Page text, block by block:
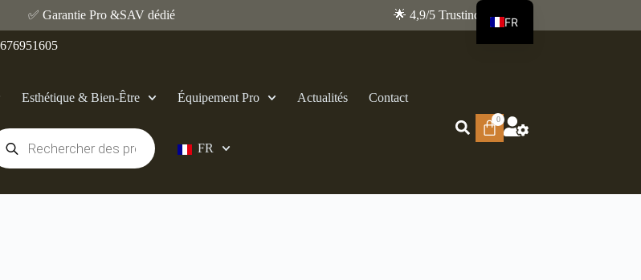
✅ Garantie Pro &SAV dédié 🌟 4,9/5 Trustindex
Esthétique & Bien‑Être Équipement Pro Actualités Contact
FR
0
FR
EN